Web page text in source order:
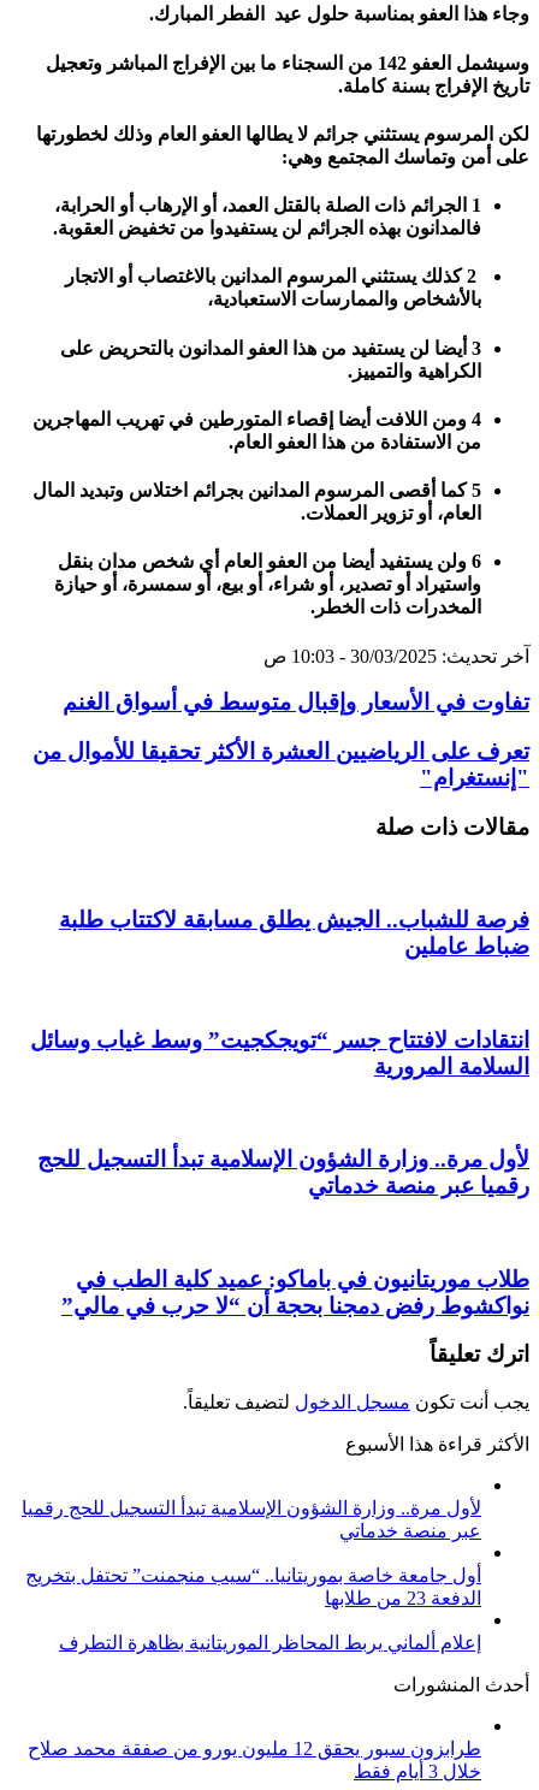
وجاء هذا العفو بمناسبة حلول عيد الفطر المبارك.
وسيشمل العفو 142 من السجناء ما بين الإفراج المباشر وتعجيل
تاريخ الإفراج بسنة كاملة.
لكن المرسوم يستثني جرائم لا يطالها العفو العام وذلك لخطورتها
على أمن وتماسك المجتمع وهي:
1 الجرائم ذات الصلة بالقتل العمد، أو الإرهاب أو الحرابة،
فالمدانون بهذه الجرائم لن يستفيدوا من تخفيض العقوبة.
2 كذلك يستثني المرسوم المدانين بالاغتصاب أو الاتجار
بالأشخاص والممارسات الاستعبادية،
3 أيضا لن يستفيد من هذا العفو المدانون بالتحريض على
الكراهية والتمييز.
4 ومن اللافت أيضا إقصاء المتورطين في تهريب المهاجرين
من الاستفادة من هذا العفو العام.
5 كما أقصى المرسوم المدانين بجرائم اختلاس وتبديد المال
العام، أو تزوير العملات.
6 ولن يستفيد أيضا من العفو العام أي شخص مدان بنقل
واستيراد أو تصدير، أو شراء، أو بيع، أو سمسرة، أو حيازة
المخدرات ذات الخطر.
آخر تحديث: 30/03/2025 - 10:03 ص
تفاوت في الأسعار وإقبال متوسط في أسواق الغنم
تعرف على الرياضيين العشرة الأكثر تحقيقا للأموال من
"إنستغرام"
مقالات ذات صلة
فرصة للشباب.. الجيش يطلق مسابقة لاكتتاب طلبة
ضباط عاملين
انتقادات لافتتاح جسر “تويجكجيت” وسط غياب وسائل
السلامة المرورية
لأول مرة.. وزارة الشؤون الإسلامية تبدأ التسجيل للحج
رقميا عبر منصة خدماتي
طلاب موريتانيون في باماكو: عميد كلية الطب في
نواكشوط رفض دمجنا بحجة أن “لا حرب في مالي”
اترك تعليقاً
يجب أنت تكون مسجل الدخول لتضيف تعليقاً.
الأكثر قراءة هذا الأسبوع
لأول مرة.. وزارة الشؤون الإسلامية تبدأ التسجيل للحج رقميا
عبر منصة خدماتي
أول جامعة خاصة بموريتانيا.. “سيب منجمنت” تحتفل بتخريج
الدفعة 23 من طلابها
إعلام ألماني يربط المحاظر الموريتانية بظاهرة التطرف
أحدث المنشورات
طرابزون سبور يحقق 12 مليون يورو من صفقة محمد صلاح
خلال 3 أيام فقط